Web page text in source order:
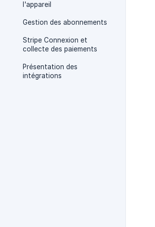
l'appareil
Gestion des abonnements
Stripe Connexion et
collecte des paiements
Présentation des
intégrations